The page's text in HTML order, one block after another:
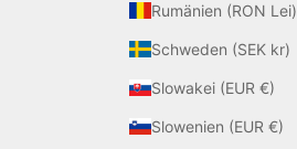
Rumänien (RON Lei)
Schweden (SEK kr)
Slowakei (EUR €)
Slowenien (EUR €)